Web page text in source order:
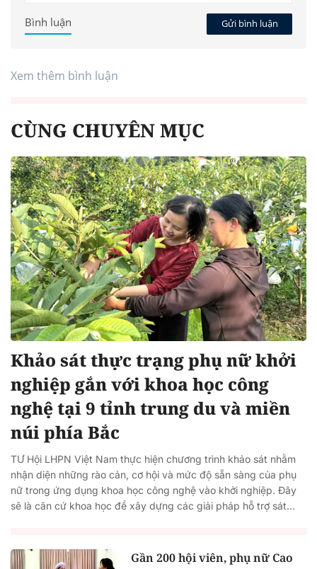
Gửi bình luận
Bình luận
Xem thêm bình luận
CÙNG CHUYÊN MỤC
Khảo sát thực trạng phụ nữ khởi
nghiệp gắn với khoa học công
nghệ tại 9 tỉnh trung du và miền
núi phía Bắc
TƯ Hội LHPN Việt Nam thực hiện chương trình khảo sát nhằm
nhận diện những rào cản, cơ hội và mức độ sẵn sàng của phụ
nữ trong ứng dụng khoa học công nghệ vào khởi nghiệp. Đây
sẽ là căn cứ khoa học để xây dựng các giải pháp hỗ trợ sát...
Gần 200 hội viên, phụ nữ Cao